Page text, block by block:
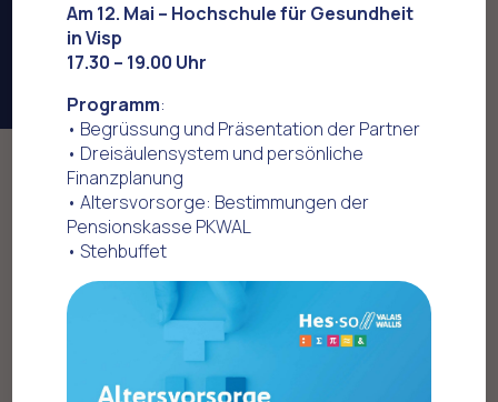
Home
Offres commerciales
Mobilität - Fahrzeuge
mobility
Am 12. Mai – Hochschule für Gesundheit
in Visp
17.30 – 19.00 Uhr
Programm:
• Begrüssung und Präsentation der Partner
• Dreisäulensystem und persönliche
Finanzplanung
• Altersvorsorge: Bestimmungen der
Pensionskasse PKWAL
• Stehbuffet